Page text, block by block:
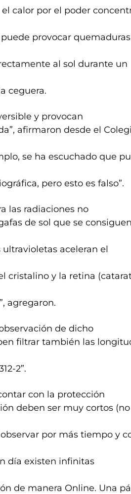
calor por el poder
provocar
al sol durante un
ceguera.
y provocan
afirmaron desde el
se ha escuchado que
pero esto es falso”.
las radiaciones no
de sol que se consiguen
aceleran el
cristalino y la retina
agregaron.
de dicho
filtrar también las
2”.
con la protección
deben ser muy cortos
por más tiempo y
día existen infinitas
de manera Online. Una